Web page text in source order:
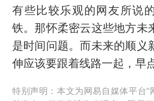
有些比较乐观的网友所说
铁。那怀柔密云这些地方未
是时间问题。而未来的顺义
伸应该要跟着线路一起，早
特别声明：本文为网易自媒体平台“